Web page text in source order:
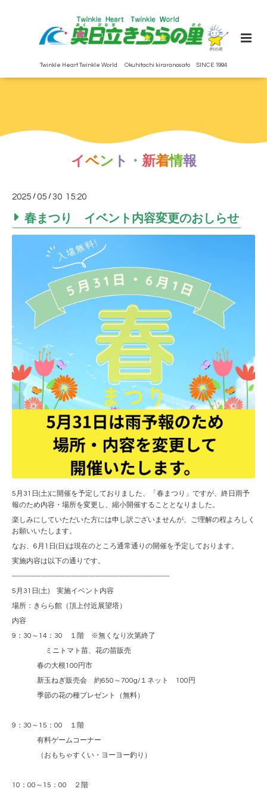
Twinkle Heart Twinkle World Okuhitachi kiraranosato SINCE 1994
イ ベン ト ・ 新着情報
2025 /05 /30 15:20
春まつり イベント内容変更のおしらせ
5 月 31 日 (土)に開催を予定しておりました、「春まつり」ですが、終日雨予
報のため内容・場所を変更し、縮小開催することとなりました。
楽しみにしていただいた方には申し訳ございませんが、ご理解の程よろしく
お願いいたします。
なお、 6 月 1 日 (日 )は現在のところ通常通りの開催を予定しております。
実施内容は以下の通りです。
------------------------------------------------------------------
5 月 31 日 (土) 実施イベント内容
場所：きらら館（頂上付近展望塔）
内容
9 ： 30 ～ 14 ： 30 １階 ※無くなり次第終了
ミニトマト苗、花の苗販売
春の大根100 円市
新玉ねぎ販売会 約650 ～700g/ １ネット 100 円
季節の花の種プレゼント（無料）
9 ： 30 ～ 15 ： 00 １階
有料ゲームコーナー
（おもちゃすくい・ヨーヨー釣り）
10 ： 00 ～ 15 ： 00 ２階